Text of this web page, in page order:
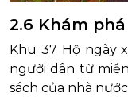
2.6 Khám
Khu 37 Hộ ngày
người dân từ
sách của nhà